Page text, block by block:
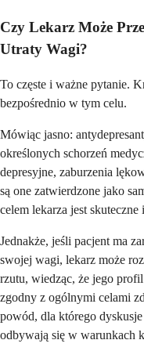
Czy Lekarz Może
Utraty Wagi?
To częste i ważne pytanie.
bezpośrednio w tym celu.
Mówiąc jasno:
określonych schorzeń
depresyjne, zaburzenia
są one zatwierdzone jako
celem lekarza jest
Jednakże, jeśli pacjent ma
swojej wagi, lekarz może
rzutu, wiedząc, że jego
zgodny z ogólnymi celami
powód, dla którego
odbywają się w warunkach